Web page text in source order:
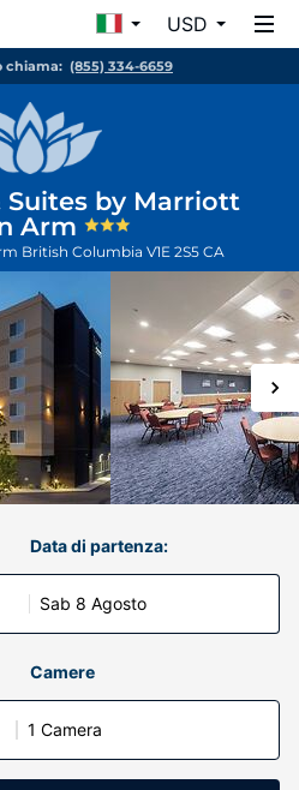
USD
chiama: (855) 334-6659
Suites by Marriott
Arm
British Columbia V1E 2S5 CA
Data di partenza:
Sab 8 Agosto
Camere
1 Camera